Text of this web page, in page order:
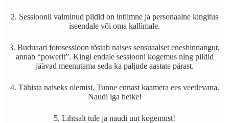
2. Sessioonil valminud pildid on intiimne ja personaalne kingitus
iseendale või oma kallimale.
3. Buduaari fotosessioon tõstab naises sensuaalset eneshinnangut,
annab “powerit”. Kingi endale sessiooni kogemus ning pildid
jäävad meenutama seda ka paljude aastate pärast.
4. Tähista naiseks olemist. Tunne ennast kaamera ees veetlevana.
Naudi iga hetke!
5. Lihtsalt tule ja naudi uut kogemust!